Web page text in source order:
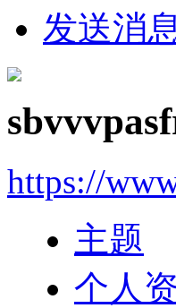
发送消
https://
主题
个人